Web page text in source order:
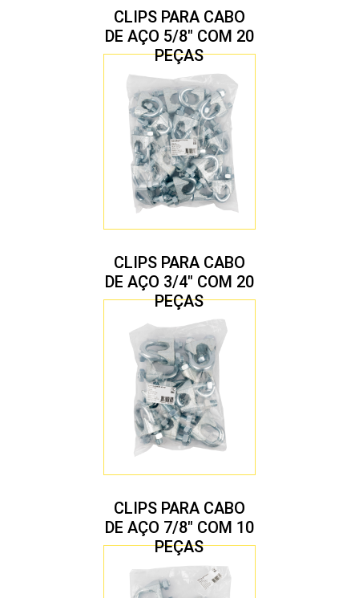
CLIPS PARA CABO
DE AÇO 5/8″ COM 20
PEÇAS
CLIPS PARA CABO
DE AÇO 3/4″ COM 20
PEÇAS
CLIPS PARA CABO
DE AÇO 7/8″ COM 10
PEÇAS